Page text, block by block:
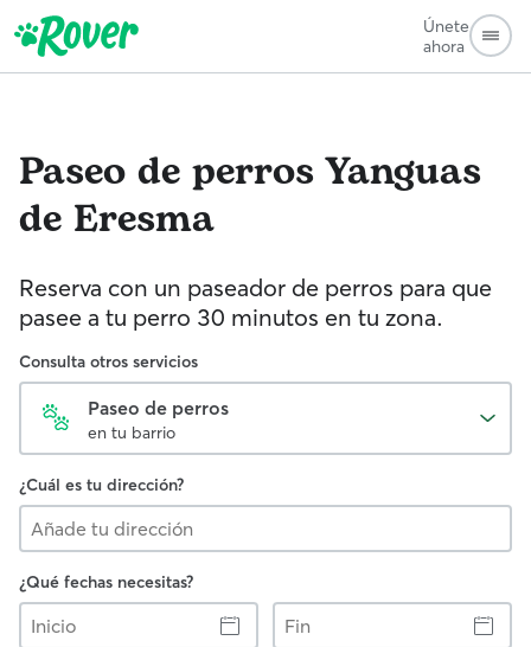
Únete
ahora
Paseo de perrosYanguas
de Eresma
Reserva con un paseador de perros para que
pasee a tu perro 30 minutos en tu zona.
Consulta otros servicios
Paseo de perros
en tu barrio
¿Cuál es tu dirección?
¿Qué fechas necesitas?
Inicio
Fin